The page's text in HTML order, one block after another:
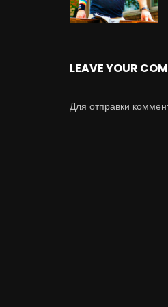
LEAVE YOUR
Для отправки